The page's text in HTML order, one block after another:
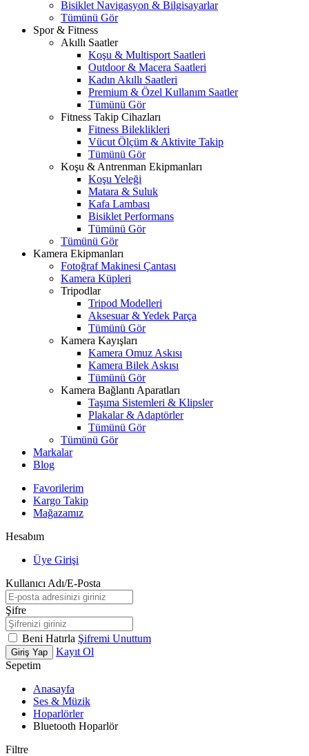
Bisiklet Navigasyon & Bilgisayarlar
Tümünü Gör
Spor & Fitness
Akıllı Saatler
Koşu & Multisport Saatleri
Outdoor & Macera Saatleri
Kadın Akıllı Saatleri
Premium & Özel Kullanım Saatler
Tümünü Gör
Fitness Takip Cihazları
Fitness Bileklikleri
Vücut Ölçüm & Aktivite Takip
Tümünü Gör
Koşu & Antrenman Ekipmanları
Koşu Yeleği
Matara & Suluk
Kafa Lambası
Bisiklet Performans
Tümünü Gör
Tümünü Gör
Kamera Ekipmanları
Fotoğraf Makinesi Çantası
Kamera Küpleri
Tripodlar
Tripod Modelleri
Aksesuar & Yedek Parça
Tümünü Gör
Kamera Kayışları
Kamera Omuz Askısı
Kamera Bilek Askısı
Tümünü Gör
Kamera Bağlantı Aparatları
Taşıma Sistemleri & Klipsler
Plakalar & Adaptörler
Tümünü Gör
Tümünü Gör
Markalar
Blog
Favorilerim
Kargo Takip
Mağazamız
Hesabım
Üye Girişi
Kullanıcı Adı/E-Posta
Şifre
Beni Hatırla Şifremi Unuttum
Giriş Yap
Kayıt Ol
Sepetim
Anasayfa
Ses & Müzik
Hoparlörler
Bluetooth Hoparlör
Filtre